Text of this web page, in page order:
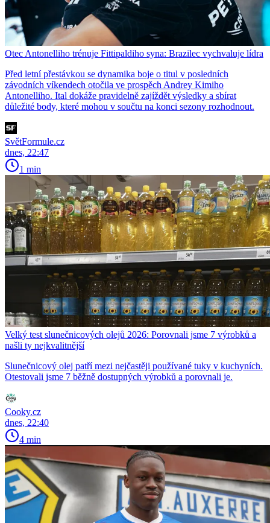
Otec Antonelliho trénuje Fittipaldiho syna: Brazilec vychvaluje lídra
Před letní přestávkou se dynamika boje o titul v posledních
závodních víkendech otočila ve prospěch Andrey Kimiho
Antonelliho. Ital dokáže pravidelně zajíždět výsledky a sbírat
důležité body, které mohou v součtu na konci sezony rozhodnout.
SvětFormule.cz
dnes, 22:47
1 min
Velký test slunečnicových olejů 2026: Porovnali jsme 7 výrobků a
našli ty nejkvalitnější
Slunečnicový olej patří mezi nejčastěji používané tuky v kuchyních.
Otestovali jsme 7 běžně dostupných výrobků a porovnali je.
Cooky.cz
dnes, 22:40
4 min